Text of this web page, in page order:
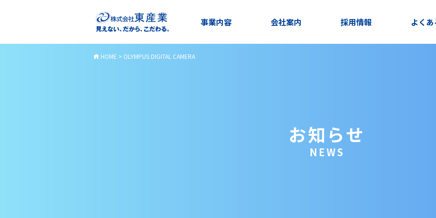
事業内容 会社案内 採用情報 よく
HOME > OLYMPUS DIGITAL CAMERA
お知らせ
NEWS